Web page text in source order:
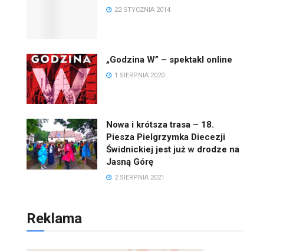
22 STYCZNIA 2014
„Godzina W” – spektakl online
1 SIERPNIA 2020
Nowa i krótsza trasa – 18.
Piesza Pielgrzymka Diecezji
Świdnickiej jest już w drodze na
Jasną Górę
2 SIERPNIA 2021
Reklama